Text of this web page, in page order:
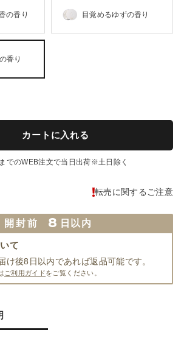
の香り 目覚めるゆずの香り
香り
カートに入れる
でのWEB注文で当日出荷※土日除く
転売に関するご注意
開封前 8 日以内
て
け後8日以内であれば返品可能です。
ご利用ガイドをご覧ください。